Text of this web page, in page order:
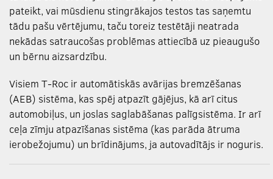
pateikt, vai mūsdienu stingrākajos testos tas saņemtu
tādu pašu vērtējumu, taču toreiz testētāji neatrada
nekādas satraucošas problēmas attiecībā uz pieaugušo
un bērnu aizsardzību.
Visiem T-Roc ir automātiskās avārijas bremzēšanas
(AEB) sistēma, kas spēj atpazīt gājējus, kā arī citus
automobiļus, un joslas saglabāšanas palīgsistēma. Ir arī
ceļa zīmju atpazīšanas sistēma (kas parāda ātruma
ierobežojumu) un brīdinājums, ja autovadītājs ir noguris.